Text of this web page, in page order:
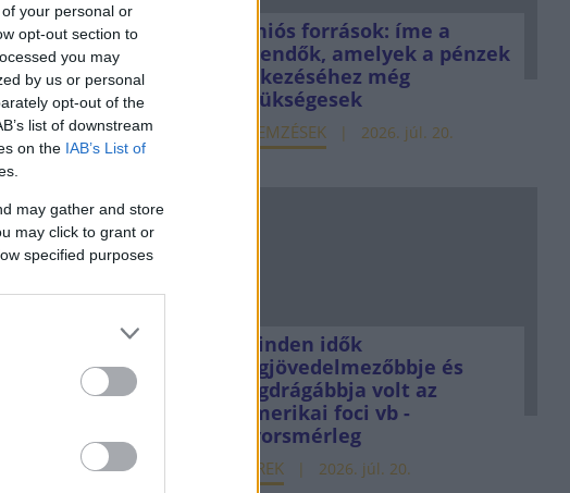
your personal or
opt-out section to
you may
by us or personal
opt-out of the
list of downstream
on the IAB’s List of
may gather and store
may click to grant or
specified purposes
Uniós források: íme a
teendők, amelyek a pénzek
érkezéséhez még
szükségesek
ELEMZÉSEK 2026. júl. 20.
Minden idők
legjövedelmezőbbje és
legdrágábbja volt az
amerikai foci vb -
gyorsmérleg
HÍREK 2026. júl. 20.